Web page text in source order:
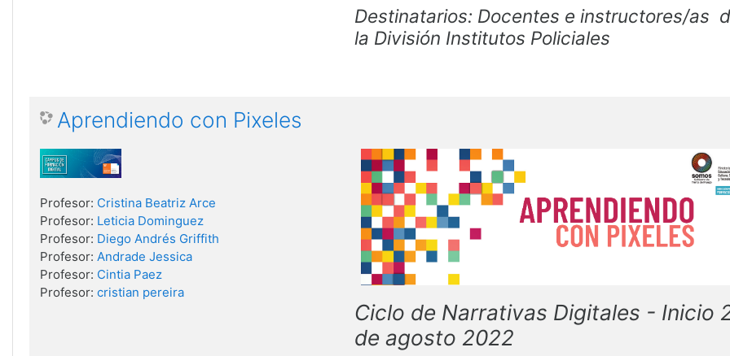
Destinatarios: Docentes e instructores/as
la División Institutos Policiales
Aprendiendo con Pixeles
Ciclo de Narrativas Digitales - Inicio
de agosto 2022
Profesor: Cristina Beatriz Arce
Profesor: Leticia Dominguez
Profesor: Diego Andrés Griffith
Profesor: Andrade Jessica
Profesor: Cintia Paez
Profesor: cristian pereira